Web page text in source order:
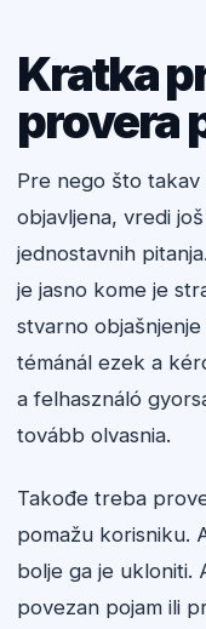
Kratka
provera
Pre nego što
objavljena, vredi
jednostavnih
je jasno kome je
stvarno
témánál ezek a
a felhasználó
tovább olvasnia.
Takođe treba
pomažu korisniku.
bolje ga je ukloniti.
povezan pojam ili